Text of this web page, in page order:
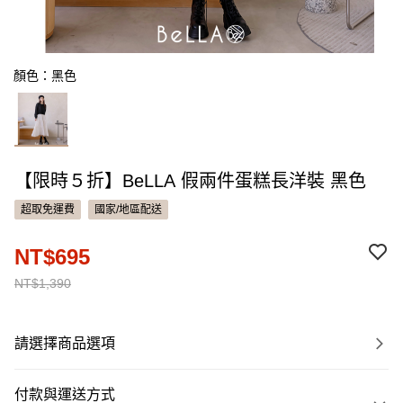
顏色：黑色
【限時５折】BeLLA 假兩件蛋糕長洋裝 黑色
超取免運費 國家/地區配送
NT$1,390
NT$695
請選擇商品選項
付款與運送方式